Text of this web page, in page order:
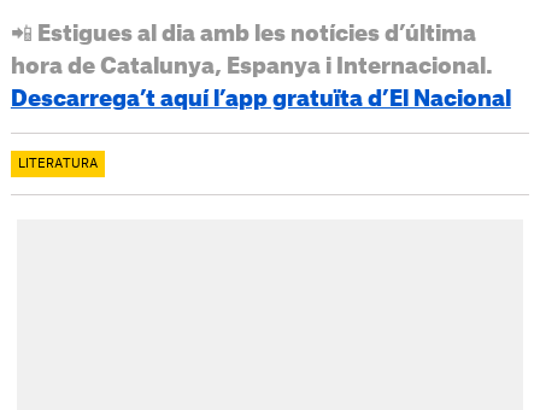
📲 Estigues al dia amb les notícies d’última
hora de Catalunya, Espanya i Internacional.
Descarrega’t aquí l’app gratuïta d’El Nacional
LITERATURA